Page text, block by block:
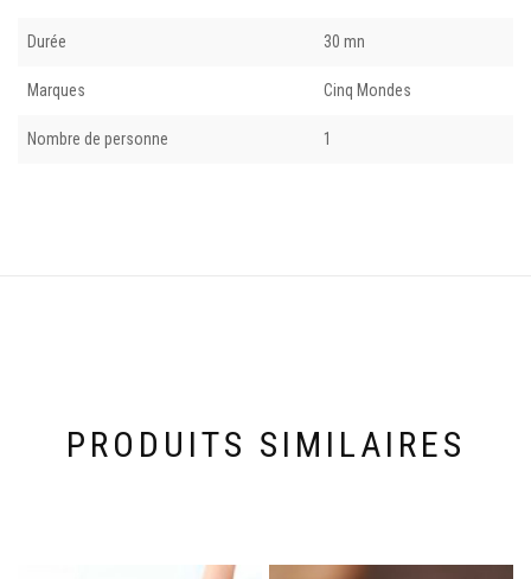
Durée 30 mn
Marques Cinq Mondes
Nombre de personne 1
PRODUITS SIMILAIRES